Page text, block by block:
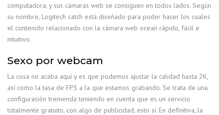
computadora, y sus cámaras web se consiguen en todos lados. Según
su nombre, Logitech catch está diseñado para poder hacer los cuales
el contenido relacionado con la cámara web ocean rápido, fácil e
intuitivo.
Sexo por webcam
La cosa no acaba aquí y es que podemos ajustar la calidad hasta 2K,
así como la tasa de FPS a la que estamos grabando. Se trata de una
configuración tremenda teniendo en cuenta que es un servicio
totalmente gratuito, con algo de publicidad, esto sí. En definitiva, la